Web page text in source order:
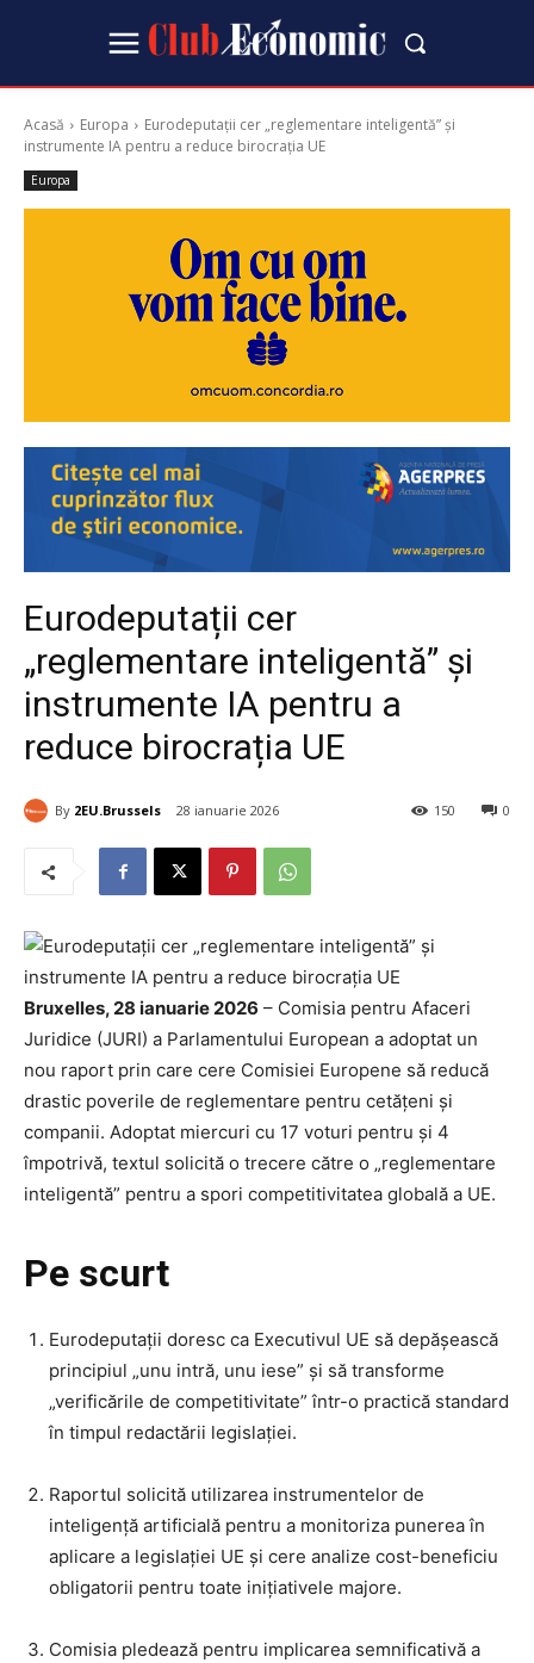
Acasă Europa
Eurodeputații cer „reglementare inteligentă” și
instrumente IA pentru a reduce birocrația UE
Europa
Eurodeputații cer
„reglementare inteligentă” și
instrumente IA pentru a
reduce birocrația UE
By 2EU.Brussels 28 ianuarie 2026 0
150
Bruxelles, 28 ianuarie 2026 – Comisia pentru Afaceri
Juridice (JURI) a Parlamentului European a adoptat un
nou raport prin care cere Comisiei Europene să reducă
drastic poverile de reglementare pentru cetățeni și
companii. Adoptat miercuri cu 17 voturi pentru și 4
împotrivă, textul solicită o trecere către o „reglementare
inteligentă” pentru a spori competitivitatea globală a UE.
Pe scurt
Eurodeputații doresc ca Executivul UE să depășească
principiul „unu intră, unu iese” și să transforme
„verificările de competitivitate” într-o practică standard
în timpul redactării legislației.
Raportul solicită utilizarea instrumentelor de
inteligență artificială pentru a monitoriza punerea în
aplicare a legislației UE și cere analize cost-beneficiu
obligatorii pentru toate inițiativele majore.
Comisia pledează pentru implicarea semnificativă a